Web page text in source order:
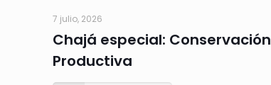
7 julio, 2026
Chajá especial: Conservación
Productiva